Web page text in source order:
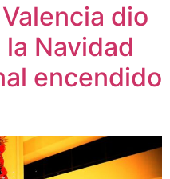
dio
Navidad
encendido